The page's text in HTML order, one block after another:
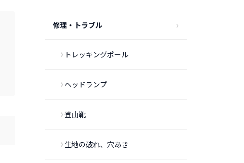
修理・トラブル
トレッキングポール
ヘッドランプ
登山靴
生地の破れ、穴あき